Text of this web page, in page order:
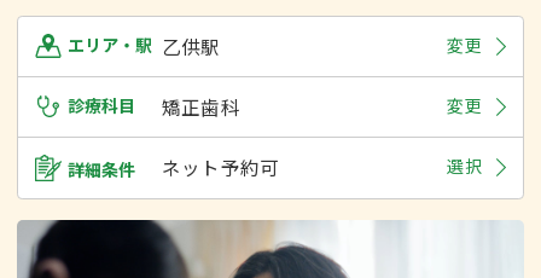
エリア・駅 乙供駅 変更
診療科目 矯正歯科 変更
詳細条件 ネット予約可 選択